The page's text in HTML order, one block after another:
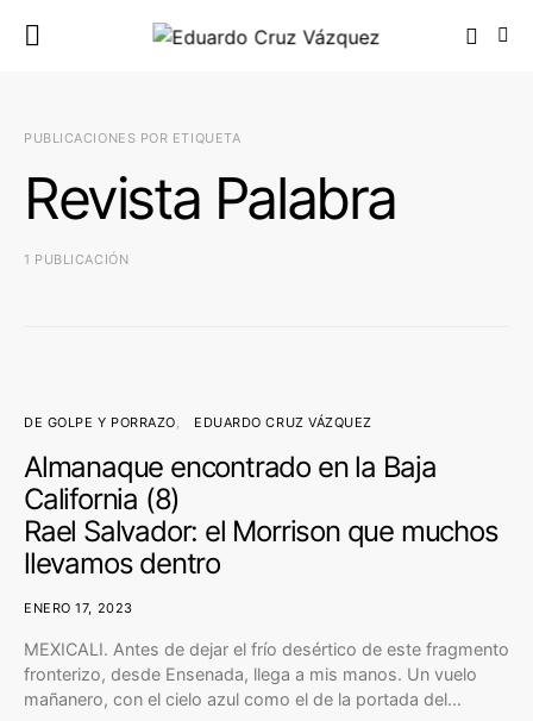
PUBLICACIONES POR ETIQUETA
Revista Palabra
1 PUBLICACIÓN
DE GOLPE Y PORRAZO EDUARDO CRUZ VÁZQUEZ
Almanaque encontrado en la Baja
California (8)
Rael Salvador: el Morrison que muchos
llevamos dentro
ENERO 17, 2023
MEXICALI. Antes de dejar el frío desértico de este fragmento
fronterizo, desde Ensenada, llega a mis manos. Un vuelo
mañanero, con el cielo azul como el de la portada del…